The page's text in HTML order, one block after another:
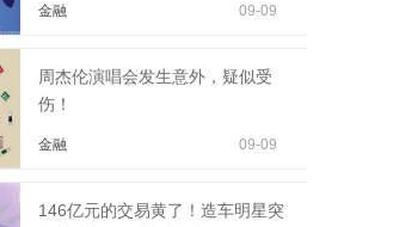
金融 09-09
周杰伦演唱会发生意外，疑似受
伤！
金融 09-09
146亿元的交易黄了！造车明星突